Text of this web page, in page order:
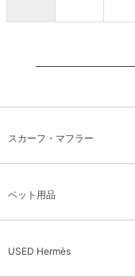
スカーフ・マフラー
ペット用品
USED Hermès